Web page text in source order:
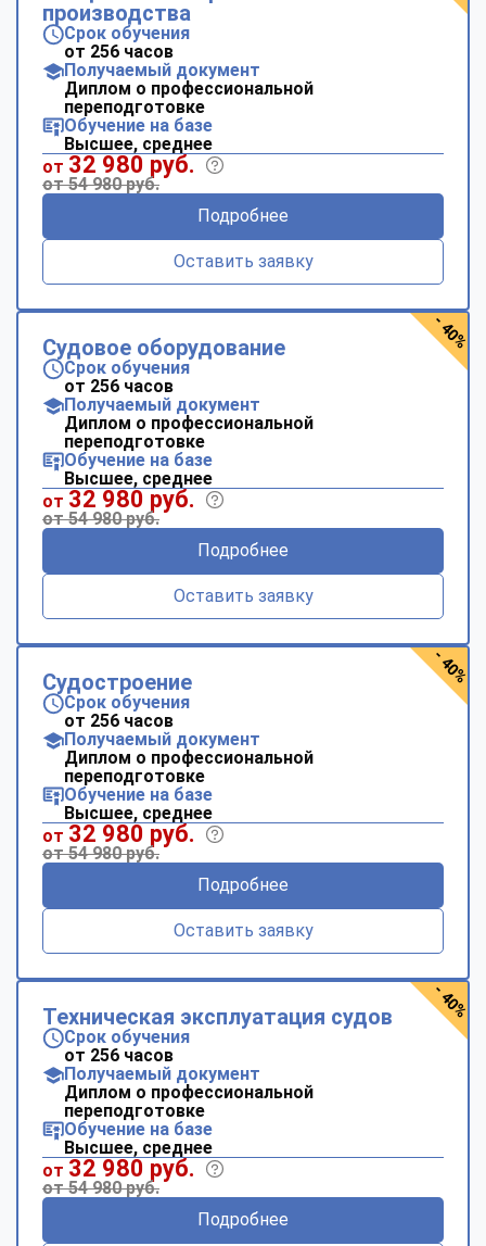
производства
Срок обучения
от 256 часов
Получаемый документ
Диплом о профессиональной
переподготовке
Обучение на базе
Высшее, среднее
от 32 980 руб.
от 54 980 руб.
Подробнее
Оставить заявку
Судовое оборудование
Срок обучения
от 256 часов
Получаемый документ
Диплом о профессиональной
переподготовке
Обучение на базе
Высшее, среднее
от 32 980 руб.
от 54 980 руб.
Подробнее
Оставить заявку
- 40%
Судостроение
Срок обучения
от 256 часов
Получаемый документ
Диплом о профессиональной
переподготовке
Обучение на базе
Высшее, среднее
от 32 980 руб.
от 54 980 руб.
Подробнее
Оставить заявку
- 40%
Техническая эксплуатация судов
Срок обучения
от 256 часов
Получаемый документ
Диплом о профессиональной
переподготовке
Обучение на базе
Высшее, среднее
от 32 980 руб.
от 54 980 руб.
Подробнее
- 40%